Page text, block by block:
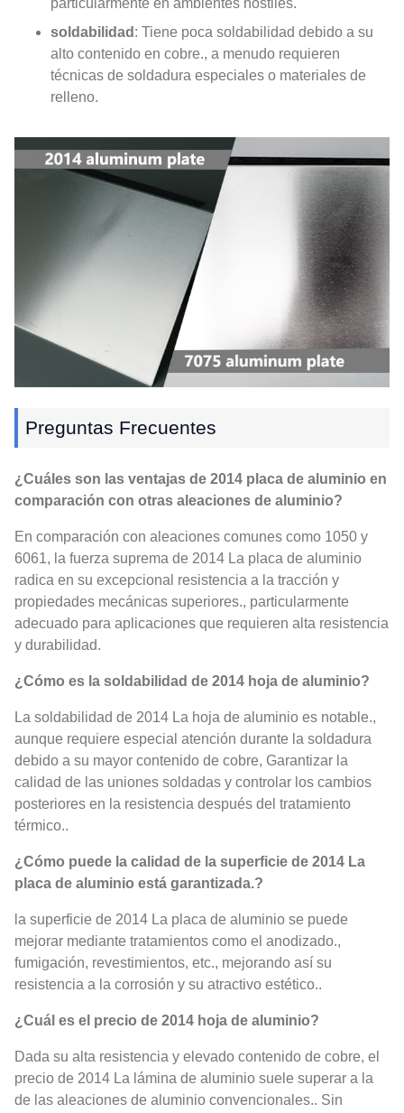
particularmente en ambientes hostiles.
soldabilidad : Tiene poca soldabilidad debido a su
alto contenido en cobre., a menudo requieren
técnicas de soldadura especiales o materiales de
relleno.
Preguntas Frecuentes
¿Cuáles son las ventajas de 2014 placa de aluminio en
comparación con otras aleaciones de aluminio?
En comparación con aleaciones comunes como 1050 y
6061, la fuerza suprema de 2014 La placa de aluminio
radica en su excepcional resistencia a la tracción y
propiedades mecánicas superiores., particularmente
adecuado para aplicaciones que requieren alta resistencia
y durabilidad.
¿Cómo es la soldabilidad de 2014 hoja de aluminio?
La soldabilidad de 2014 La hoja de aluminio es notable.,
aunque requiere especial atención durante la soldadura
debido a su mayor contenido de cobre, Garantizar la
calidad de las uniones soldadas y controlar los cambios
posteriores en la resistencia después del tratamiento
térmico..
¿Cómo puede la calidad de la superficie de 2014 La
placa de aluminio está garantizada.?
la superficie de 2014 La placa de aluminio se puede
mejorar mediante tratamientos como el anodizado.,
fumigación, revestimientos, etc., mejorando así su
resistencia a la corrosión y su atractivo estético..
¿Cuál es el precio de 2014 hoja de aluminio?
Dada su alta resistencia y elevado contenido de cobre, el
precio de 2014 La lámina de aluminio suele superar a la
de las aleaciones de aluminio convencionales.. Sin